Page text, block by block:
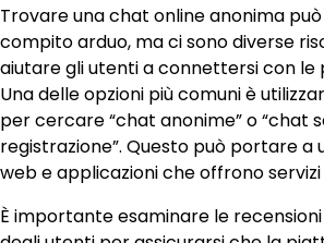
Trovare una chat online anonima
compito arduo, ma ci sono diverse
aiutare gli utenti a connettersi con le
Una delle opzioni più comuni è
per cercare “chat anonime” o “chat
registrazione”. Questo può portare a
web e applicazioni che offrono
È importante esaminare le